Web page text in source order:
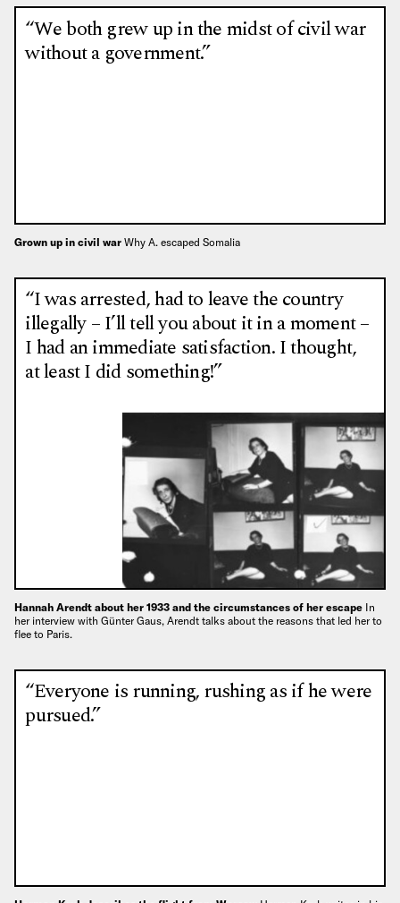
“We both grew up in the midst of civil war
without a government.”
Grown up in civil war Why A. escaped Somalia
“I was arrested, had to leave the country
illegally – I’ll tell you about it in a moment –
I had an immediate satisfaction. I thought,
at least I did something!”
Hannah Arendt about her 1933 and the circumstances of her escape In
her interview with Günter Gaus, Arendt talks about the reasons that led her to
flee to Paris.
“Everyone is running, rushing as if he were
pursued.”